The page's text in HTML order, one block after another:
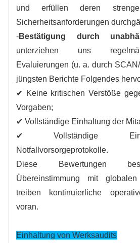
und erfüllen deren
Sicherheitsanforderungen
-Bestätigung durch
unterziehen uns
Evaluierungen (u. a. durch
jüngsten Berichte Folgendes
✔ Keine kritischen Verstöße
Vorgaben;
✔ Vollständige Einhaltung der
✔ Vollständige
Notfallvorsorgeprotokolle.
Diese Bewertungen
Übereinstimmung mit
treiben kontinuierliche
voran.
Einhaltung von Werksaudits